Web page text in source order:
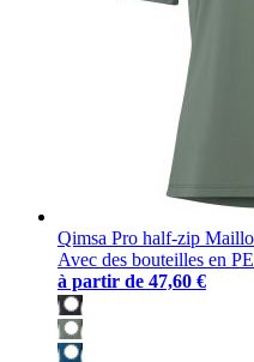
Qimsa Pro half-zip
Avec des bouteilles en
à partir de 47,60 €